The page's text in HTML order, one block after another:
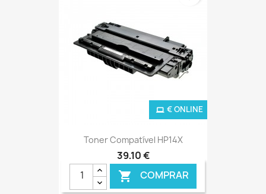
Toner Compatível HP14X
39,10 €
 COMPRAR
€ ONLINE